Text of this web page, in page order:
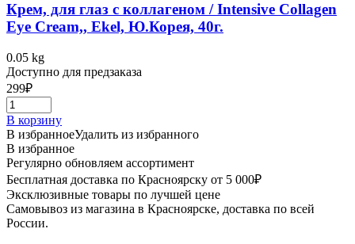
Крем, для глаз с коллагеном / Intensive Collagen
Eye Cream,, Ekel, Ю.Корея, 40г.
0.05 kg
Доступно для предзаказа
299₽
В корзину
В избранноеУдалить из избранного
В избранное
Регулярно обновляем ассортимент
Бесплатная доставка по Красноярску от 5 000₽
Эксклюзивные товары по лучшей цене
Самовывоз из магазина в Красноярске, доставка по всей
России.